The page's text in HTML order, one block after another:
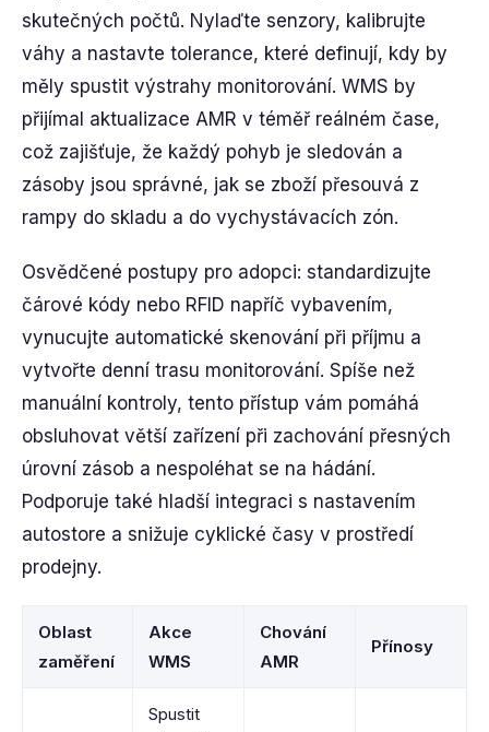
skutečných počtů. Nylaďte senzory, kalibrujte
váhy a nastavte tolerance, které definují, kdy by
měly spustit výstrahy monitorování. WMS by
přijímal aktualizace AMR v téměř reálném čase,
což zajišťuje, že každý pohyb je sledován a
zásoby jsou správné, jak se zboží přesouvá z
rampy do skladu a do vychystávacích zón.
Osvědčené postupy pro adopci: standardizujte
čárové kódy nebo RFID napříč vybavením,
vynucujte automatické skenování při příjmu a
vytvořte denní trasu monitorování. Spíše než
manuální kontroly, tento přístup vám pomáhá
obsluhovat větší zařízení při zachování přesných
úrovní zásob a nespoléhat se na hádání.
Podporuje také hladší integraci s nastavením
autostore a snižuje cyklické časy v prostředí
prodejny.
Oblast
zaměření
Akce
WMS
Chování
AMR
Přínosy
Spustit